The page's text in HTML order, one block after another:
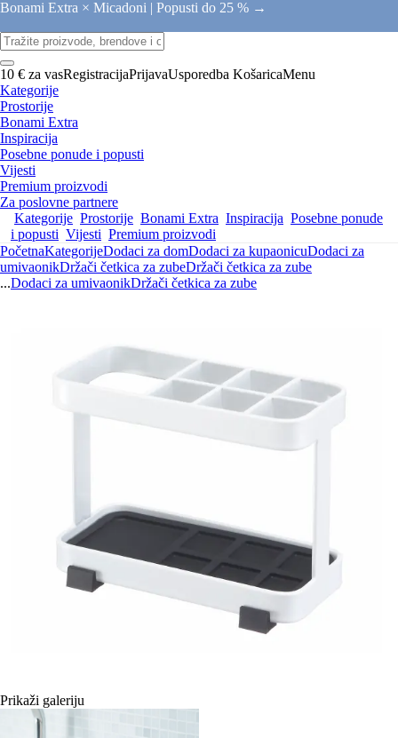
Bonami Extra × Micadoni | Popusti do 25 % →
10 € za vasRegistracijaPrijavaUsporedba KošaricaMenu
Kategorije
Prostorije
Bonami Extra
Inspiracija
Posebne ponude i popusti
Vijesti
Premium proizvodi
Za poslovne partnere
Kategorije Prostorije Bonami Extra Inspiracija Posebne ponude
i popusti Vijesti Premium proizvodi
PočetnaKategorijeDodaci za domDodaci za kupaonicuDodaci za
umivaonikDržači četkica za zubeDržači četkica za zube
...Dodaci za umivaonikDržači četkica za zube
Prikaži galeriju